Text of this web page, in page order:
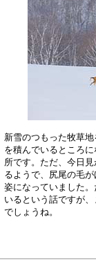
新雪のつもった牧草
を積んでいるところ
所です。ただ、今日
るようで、尻尾の毛
姿になっていました
いるという話ですが